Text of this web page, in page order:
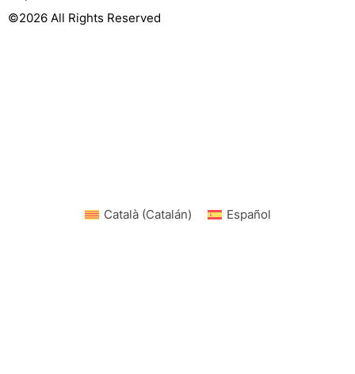
©2026 All Rights Reserved
Català(Catalán) Español